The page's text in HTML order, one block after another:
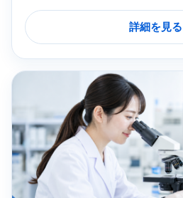
詳細を見る